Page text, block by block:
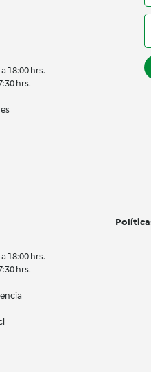
18:00 hrs.
hrs.
18:00 hrs.
hrs.